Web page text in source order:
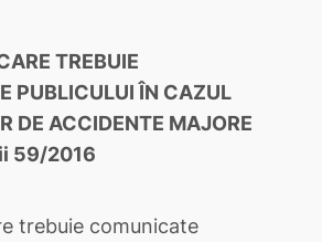
TREBUIE
PUBLICULUIÎN CAZUL
DE ACCIDENTE MAJORE
59/2016
trebuie comunicate